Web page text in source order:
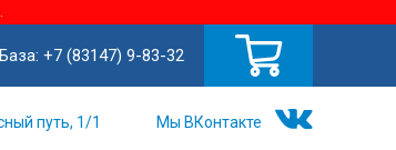
База: +7 (83147) 9-83-32
путь, 1/1 Мы ВКонтакте